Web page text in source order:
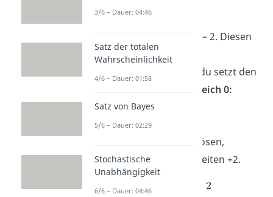
Unter der Wurzel steht x – 2. Diesen
Ausdruck setzt du in die
Ungleichung. Das heißt, du setzt den
größer oder gleich 0:
Um die Ungleichung zu lösen,
rechnest du auf beiden Seiten +2.
3/6 – Dauer: 04:46
Satz der totalen
Wahrscheinlichkeit
4/6 – Dauer: 01:58
Satz von Bayes
5/6 – Dauer: 02:29
Stochastische
Unabhängigkeit
6/6 – Dauer: 04:46